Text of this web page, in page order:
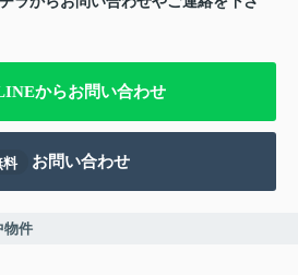
からお問い合わせ
料 お問い合わせ
物件